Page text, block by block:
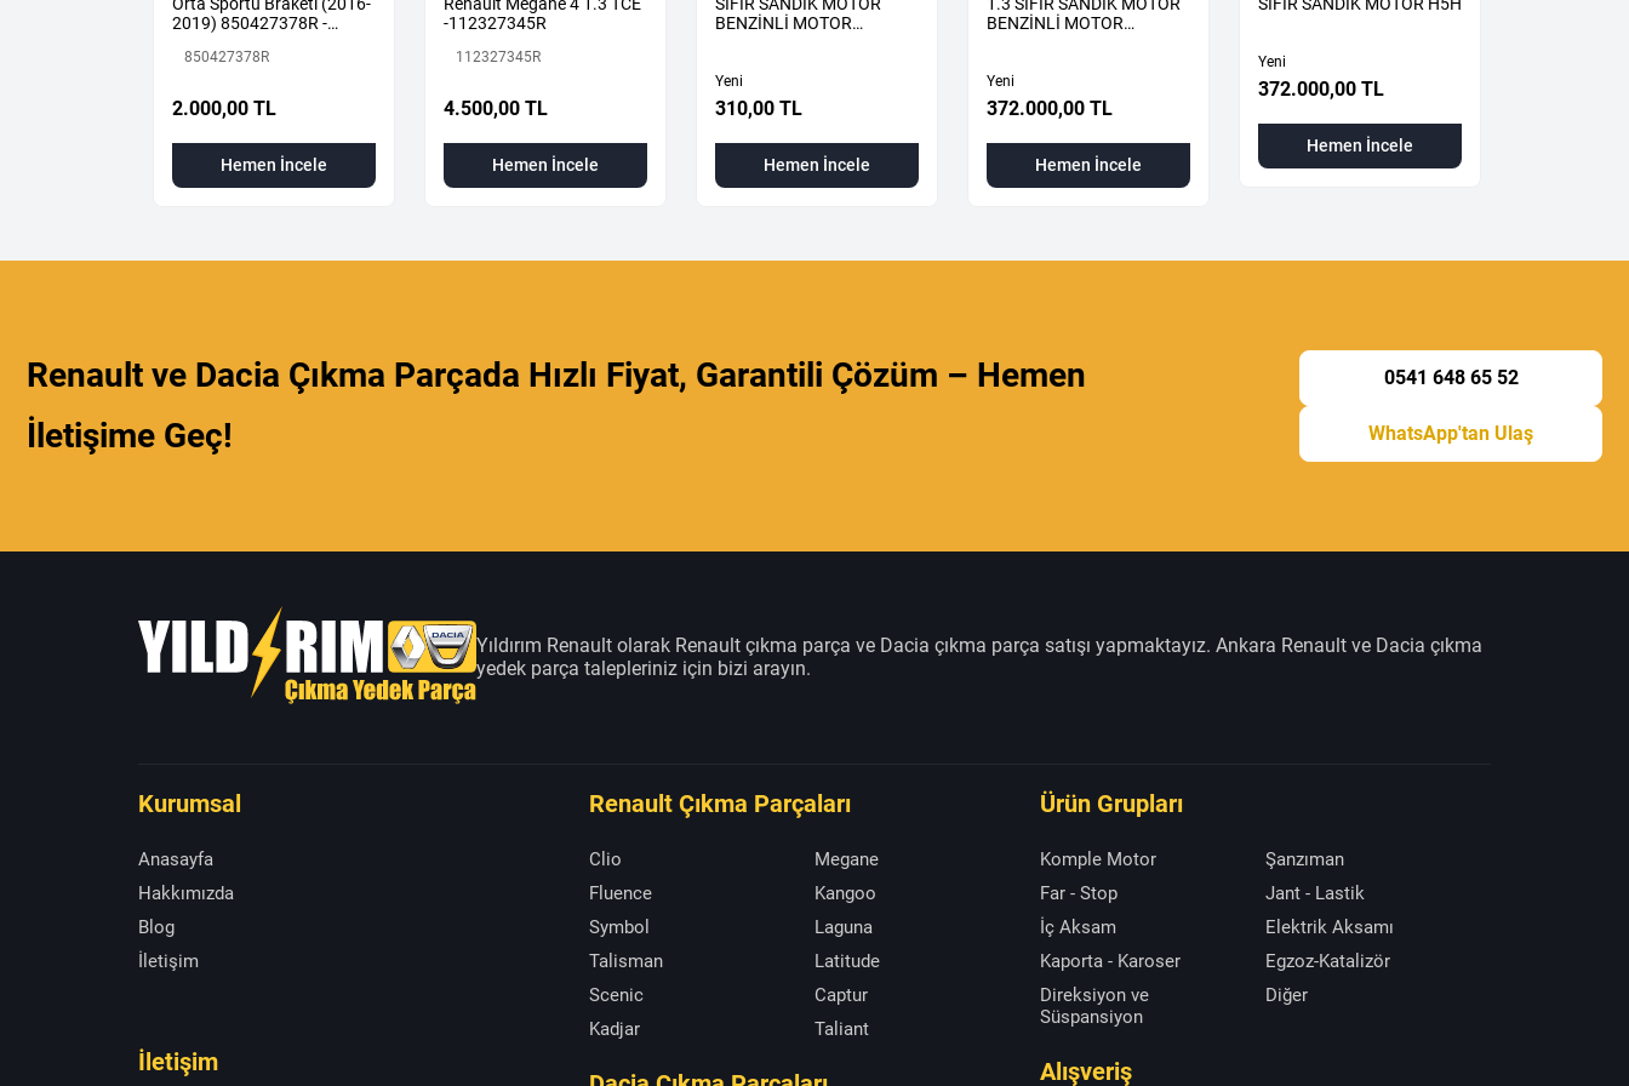
2019) 850427378R -
850427378R
2.000,00 TL
Hemen İncele
-112327345R
112327345R
4.500,00 TL
Hemen İncele
BENZİNLİ MOTOR
Yeni
310,00 TL
Hemen İncele
BENZİNLİ MOTOR
Yeni
372.000,00 TL
Hemen İncele
Yeni
372.000,00 TL
Hemen İncele
Renault ve Dacia Çıkma Parçada Hızlı Fiyat, Garantili Çözüm – Hemen
İletişime Geç!
0541 648 65 52
WhatsApp'tan Ulaş
Yıldırım Renault olarak Renault çıkma parça ve Dacia çıkma parça satışı yapmaktayız. Ankara Renault ve Dacia çıkma
yedek parça talepleriniz için bizi arayın.
Kurumsal
Anasayfa
Hakkımızda
Blog
İletişim
İletişim
Renault Çıkma Parçaları
Clio
Megane
Fluence
Kangoo
Symbol
Laguna
Talisman
Latitude
Scenic
Captur
Kadjar
Taliant
Ürün Grupları
Komple Motor
Şanzıman
Far - Stop
Jant - Lastik
İç Aksam
Elektrik Aksamı
Kaporta - Karoser
Egzoz-Katalizör
Direksiyon ve
Süspansiyon
Diğer
Alışveriş